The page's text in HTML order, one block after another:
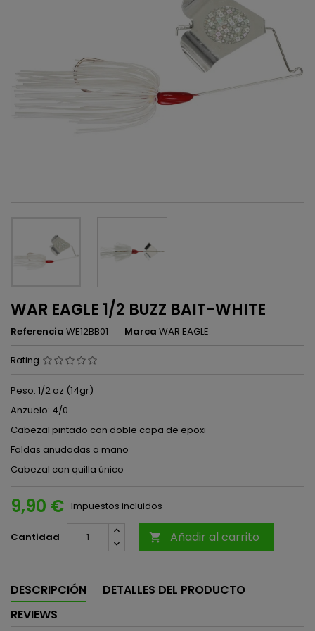
WAR EAGLE 1/2 BUZZ BAIT-WHITE
Referencia WE12BB01 Marca WAR EAGLE
Rating
Peso: 1/2 oz (14gr)
Anzuelo: 4/0
Cabezal pintado con doble capa de epoxi
Faldas anudadas a mano
Cabezal con quilla único
9,90 € Impuestos incluidos
Cantidad  Añadir al carrito
DESCRIPCIÓN
DETALLES DEL PRODUCTO
REVIEWS